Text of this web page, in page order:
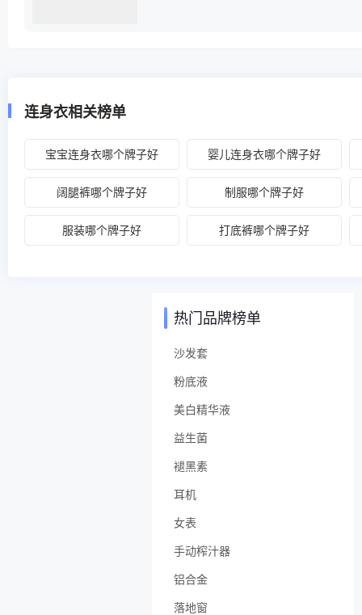
连身衣相关榜单
宝宝连身衣哪个牌子好 婴儿连身衣哪个牌子好
阔腿裤哪个牌子好 制服哪个牌子好
服装哪个牌子好 打底裤哪个牌子好
热门品牌榜单
沙发套
粉底液
美白精华液
益生菌
褪黑素
耳机
女表
手动榨汁器
铝合金
落地窗